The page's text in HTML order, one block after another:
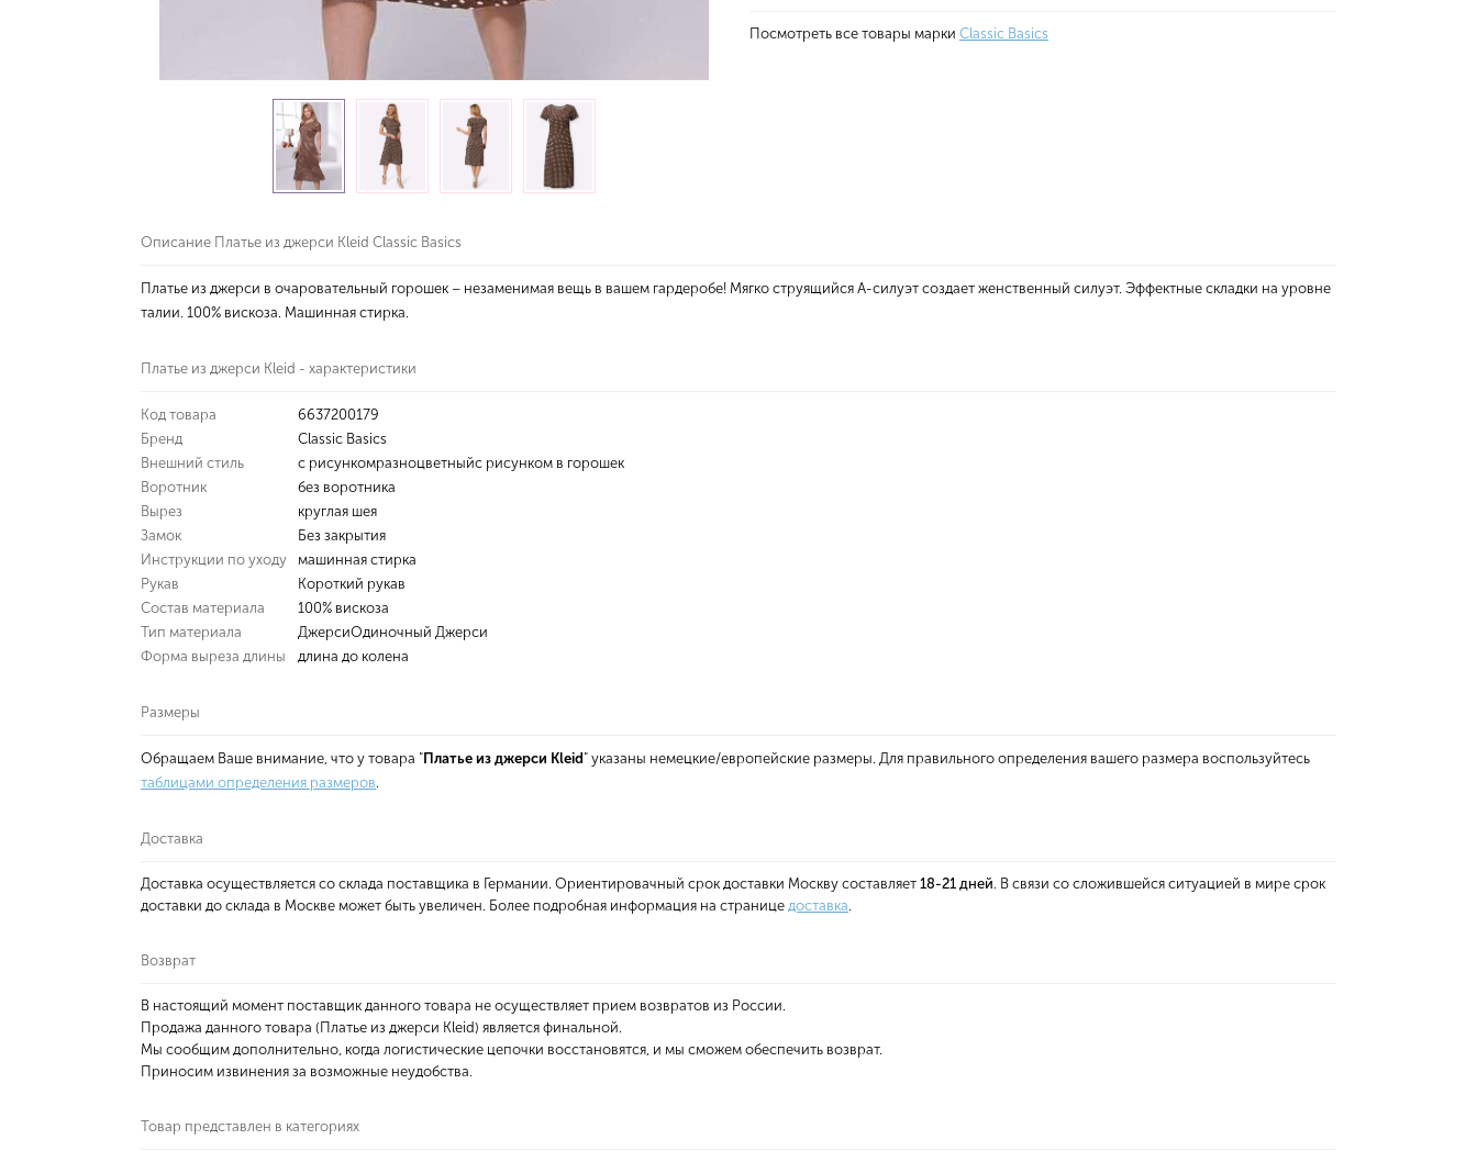
Посмотреть все товары марки Classic Basics
Описание Платье из джерси Kleid Classic Basics
Платье из джерси в очаровательный горошек – незаменимая вещь в вашем гардеробе! Мягко струящийся А-силуэт создает женственный силуэт. Эффектные складки на уровне
талии. 100% вискоза. Машинная стирка.
Платье из джерси Kleid - характеристики
Код товара
6637200179
Бренд
Classic Basics
Внешний стиль
с рисункомразноцветныйс рисунком в горошек
Воротник
без воротника
Вырез
круглая шея
Замок
Без закрытия
Инструкции по уходу
машинная стирка
Рукав
Короткий рукав
Состав материала
100% вискоза
Тип материала
ДжерсиОдиночный Джерси
Форма выреза длины
длина до колена
Размеры
Обращаем Ваше внимание, что у товара "Платье из джерси Kleid " указаны немецкие/европейские размеры. Для правильного определения вашего размера воспользуйтесь
таблицами определения размеров.
Доставка
Доставка осуществляется со склада поставщика в Германии. Ориентировачный срок доставки Москву составляет 18-21 дней. В связи со сложившейся ситуацией в мире срок
доставки до склада в Москве может быть увеличен. Более подробная информация на странице доставка.
Возврат
В настоящий момент поставщик данного товара не осуществляет прием возвратов из России.
Продажа данного товара (Платье из джерси Kleid) является финальной.
Мы сообщим дополнительно, когда логистические цепочки восстановятся, и мы сможем обеспечить возврат.
Приносим извинения за возможные неудобства.
Товар представлен в категориях